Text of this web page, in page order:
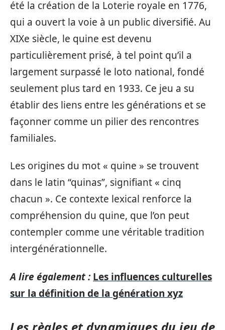
été la création de la Loterie royale en 1776,
qui a ouvert la voie à un public diversifié. Au
XIXe siècle, le quine est devenu
particulièrement prisé, à tel point qu’il a
largement surpassé le loto national, fondé
seulement plus tard en 1933. Ce jeu a su
établir des liens entre les générations et se
façonner comme un pilier des rencontres
familiales.
Les origines du mot « quine » se trouvent
dans le latin “quinas”, signifiant « cinq
chacun ». Ce contexte lexical renforce la
compréhension du quine, que l’on peut
contempler comme une véritable tradition
intergénérationnelle.
A lire également : Les influences culturelles
sur la définition de la génération xyz
Les règles et dynamiques du jeu de